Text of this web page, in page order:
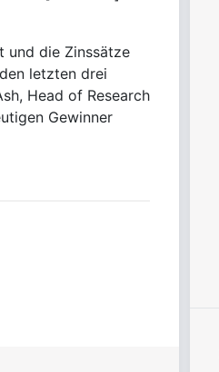
und die Zinssätze
letzten drei
Head of Research
Gewinner